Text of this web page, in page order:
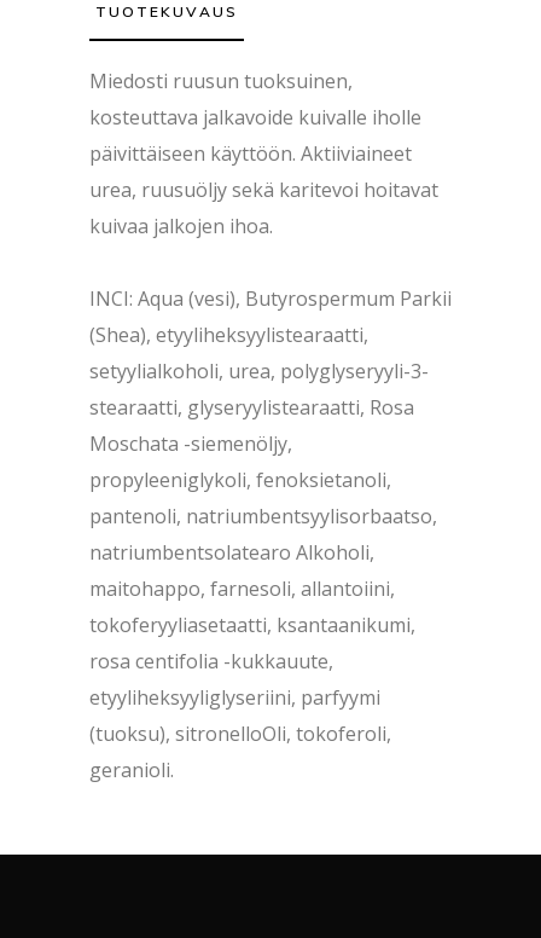
TUOTEKUVAUS
Miedosti ruusun tuoksuinen,
kosteuttava jalkavoide kuivalle iholle
päivittäiseen käyttöön. Aktiiviaineet
urea, ruusuöljy sekä karitevoi hoitavat
kuivaa jalkojen ihoa.
INCI: Aqua (vesi), Butyrospermum Parkii
(Shea), etyyliheksyylistearaatti,
setyylialkoholi, urea, polyglyseryyli-3-
stearaatti, glyseryylistearaatti, Rosa
Moschata -siemenöljy,
propyleeniglykoli, fenoksietanoli,
pantenoli, natriumbentsyylisorbaatso,
natriumbentsolatearo Alkoholi,
maitohappo, farnesoli, allantoiini,
tokoferyyliasetaatti, ksantaanikumi,
rosa centifolia -kukkauute,
etyyliheksyyliglyseriini, parfyymi
(tuoksu), sitronelloOli, tokoferoli,
geranioli.